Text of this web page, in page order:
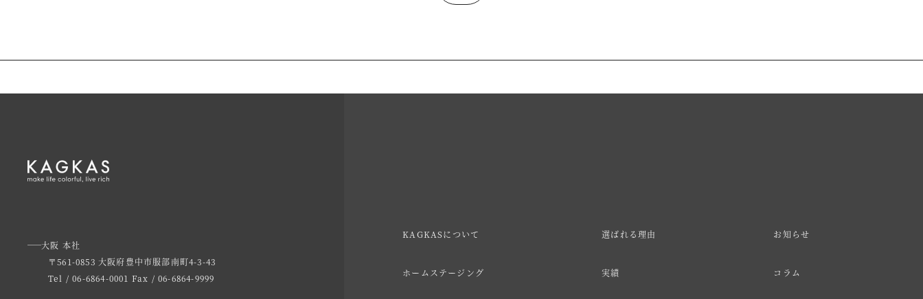
大阪 本社
〒561-0853 大阪府豊中市服部南町4-3-43
Tel / 06-6864-0001 Fax / 06-6864-9999
KAGKASについて
ホームステージング
選ばれる理由
実績
お知らせ
コラム